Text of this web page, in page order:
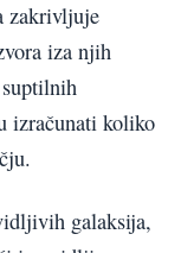
zakrivljuje
iza njih
izračunati koliko
galaksija,